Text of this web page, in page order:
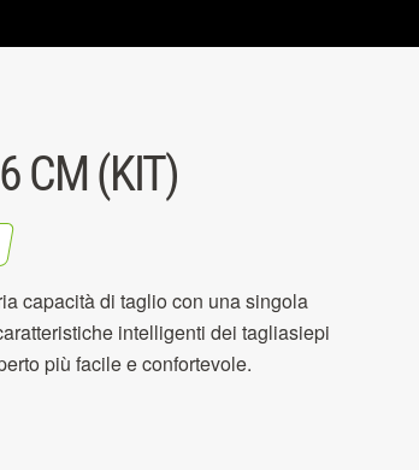
CM (KIT)
capacità di taglio con una singola
intelligenti dei tagliasiepi
più facile e confortevole.